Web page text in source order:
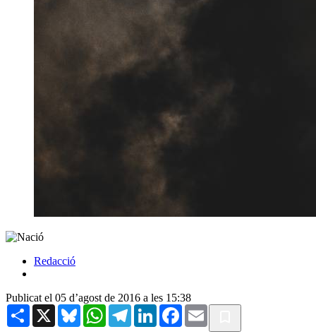
Redacció
Publicat el 05 d’agost de 2016 a les 15:38
Share X BlueskyWhatsAppTelegramLinkedInFacebook
Email